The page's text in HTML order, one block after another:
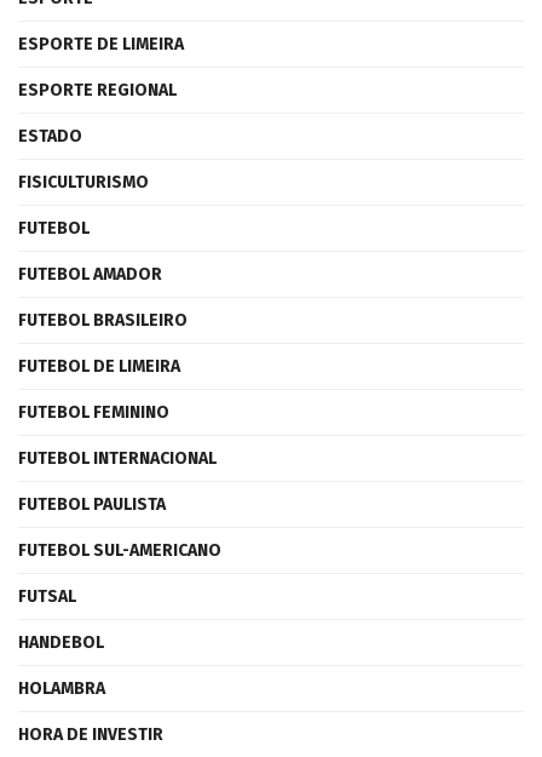
ESPORTE DE LIMEIRA
ESPORTE REGIONAL
ESTADO
FISICULTURISMO
FUTEBOL
FUTEBOL AMADOR
FUTEBOL BRASILEIRO
FUTEBOL DE LIMEIRA
FUTEBOL FEMININO
FUTEBOL INTERNACIONAL
FUTEBOL PAULISTA
FUTEBOL SUL-AMERICANO
FUTSAL
HANDEBOL
HOLAMBRA
HORA DE INVESTIR